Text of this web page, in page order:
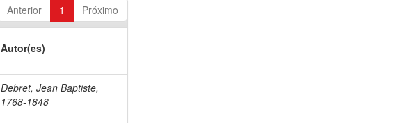
Anterior 1 Próximo
Autor(es)
Debret, Jean Baptiste,
1768-1848